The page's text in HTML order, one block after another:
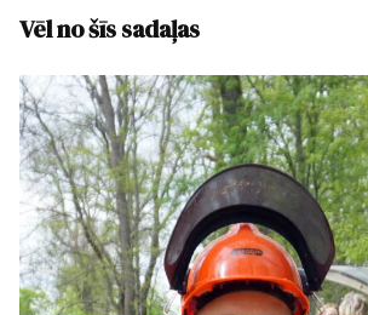
Vēl no šīs sadaļas